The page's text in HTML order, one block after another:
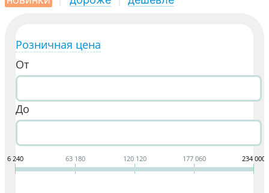
Розничная цена
От
До
6 240 63 180 120 120 177 060 234 000